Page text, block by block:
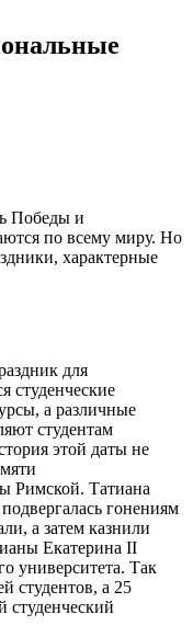
Победы и
по всему миру. Но
характерные
для
студенческие
а различные
студентам
этой даты не
Римской. Татиана
гонениям
а затем казнили
Екатерина II
университета. Так
студентов, а 25
студенческий